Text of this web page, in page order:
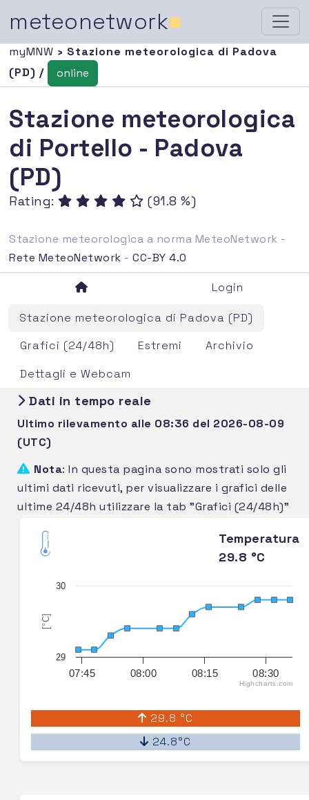
meteonetwork■
myMNW › Stazione meteorologica di Padova
(PD) /
online
Stazione meteorologica
di Portello - Padova
(PD)
Rating: (91.8 %)
Stazione meteorologica a norma MeteoNetwork -
Rete MeteoNetwork -CC-BY 4.0
Login
Stazione meteorologica di Padova (PD)
Grafici (24/48h)
Estremi
Archivio
Dettagli e Webcam
Dati in tempo reale
Ultimo rilevamento alle 08:36 del 2026-08-09
(UTC)
Nota: In questa pagina sono mostrati solo gli
ultimi dati ricevuti, per visualizzare i grafici delle
ultime 24/48h utilizzare la tab "Grafici (24/48h)"
Temperatura
29.8 °C
[°C]
07:45 08:00 08:15 08:30
29
30
Highcharts.com
29.8 °C
24.8°C